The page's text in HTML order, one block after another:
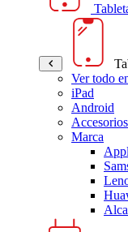
Ver todo
iPad
Android
Accesorios
Marca